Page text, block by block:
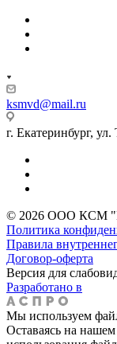
ksmvd@mail.ru
г. Екатеринбург,
© 2026 ООО КСМ
Политика
Правила
Договор-оферта
Версия для
Разработано в
Мы используем
Оставаясь на